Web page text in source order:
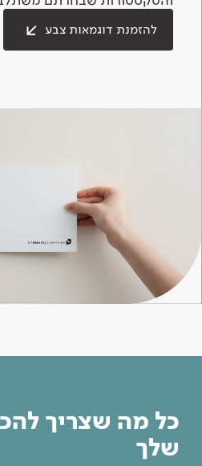
להזמנת דוגמאות צבע
כל מה שצריך
שלך